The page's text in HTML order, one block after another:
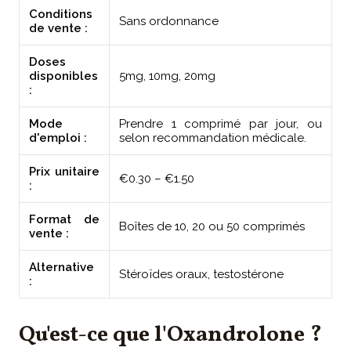
Conditions
de vente :
Sans ordonnance
Doses
disponibles
:
5mg, 10mg, 20mg
Mode
d'emploi :
Prendre 1 comprimé par jour, ou
selon recommandation médicale.
Prix unitaire
:
€0.30 – €1.50
Format de
vente :
Boîtes de 10, 20 ou 50 comprimés
Alternative
:
Stéroïdes oraux, testostérone
Qu'est-ce que l'Oxandrolone ?